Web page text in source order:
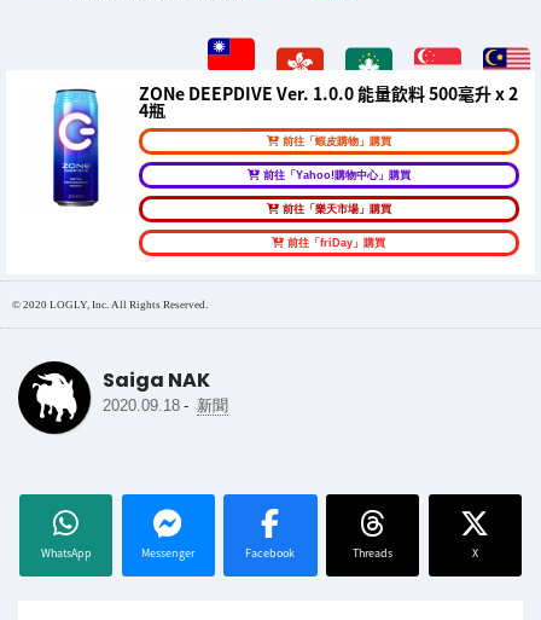
ZONe DEEPDIVE Ver. 1.0.0 能量飲料 500毫升 x 2
4瓶
前往「蝦皮購物」購買
前往「Yahoo!購物中心」購買
前往「樂天市場」購買
前往「friDay」購買
© 2020 LOGLY, Inc. All Rights Reserved.
Saiga NAK
2020.09.18 - 新聞
WhatsApp Messenger Facebook Threads X